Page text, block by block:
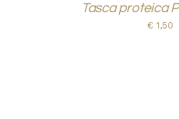
Tasca proteica
€1,50